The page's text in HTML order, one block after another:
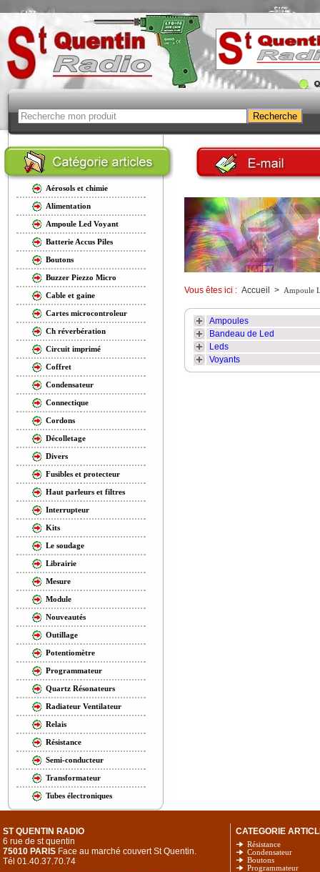
Aérosols et chimie
Alimentation
Ampoule Led Voyant
Batterie Accus Piles
Boutons
Buzzer Piezzo Micro
Cable et gaine
Cartes microcontroleur
Ch réverbération
Circuit imprimé
Coffret
Condensateur
Connectique
Cordons
Décolletage
Divers
Fusibles et protecteur
Haut parleurs et filtres
Interrupteur
Kits
Le soudage
Librairie
Mesure
Module
Nouveautés
Outillage
Potentiomètre
Programmateur
Quartz Résonateurs
Radiateur Ventilateur
Relais
Résistance
Semi-conducteur
Transformateur
Tubes électroniques
Vous êtes ici : Accueil > Ampoule
Ampoules
Bandeau de Led
Leds
Voyants
ST QUENTIN RADIO
6 rue de st quentin
75010 PARIS Face au marché couvert St Quentin.
Tél 01.40.37.70.74
CATEGORIE
Résistance
Condensateur
Boutons
Programmateur